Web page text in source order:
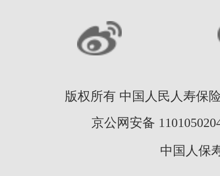
版权所有 中国人民人寿保
京公网安备
中国人保